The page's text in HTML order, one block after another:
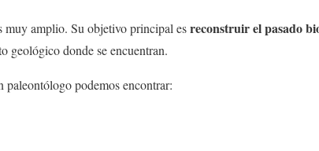
muy amplio. Su objetivo principal esreconstruir el pasado
geológico donde se encuentran.
paleontólogo podemos encontrar: